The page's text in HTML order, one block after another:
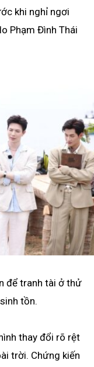
khi nghỉ ngơi
Phạm Đình Thái
để tranh tài ở thử
tồn.
thay đổi rõ rệt
trời. Chứng kiến